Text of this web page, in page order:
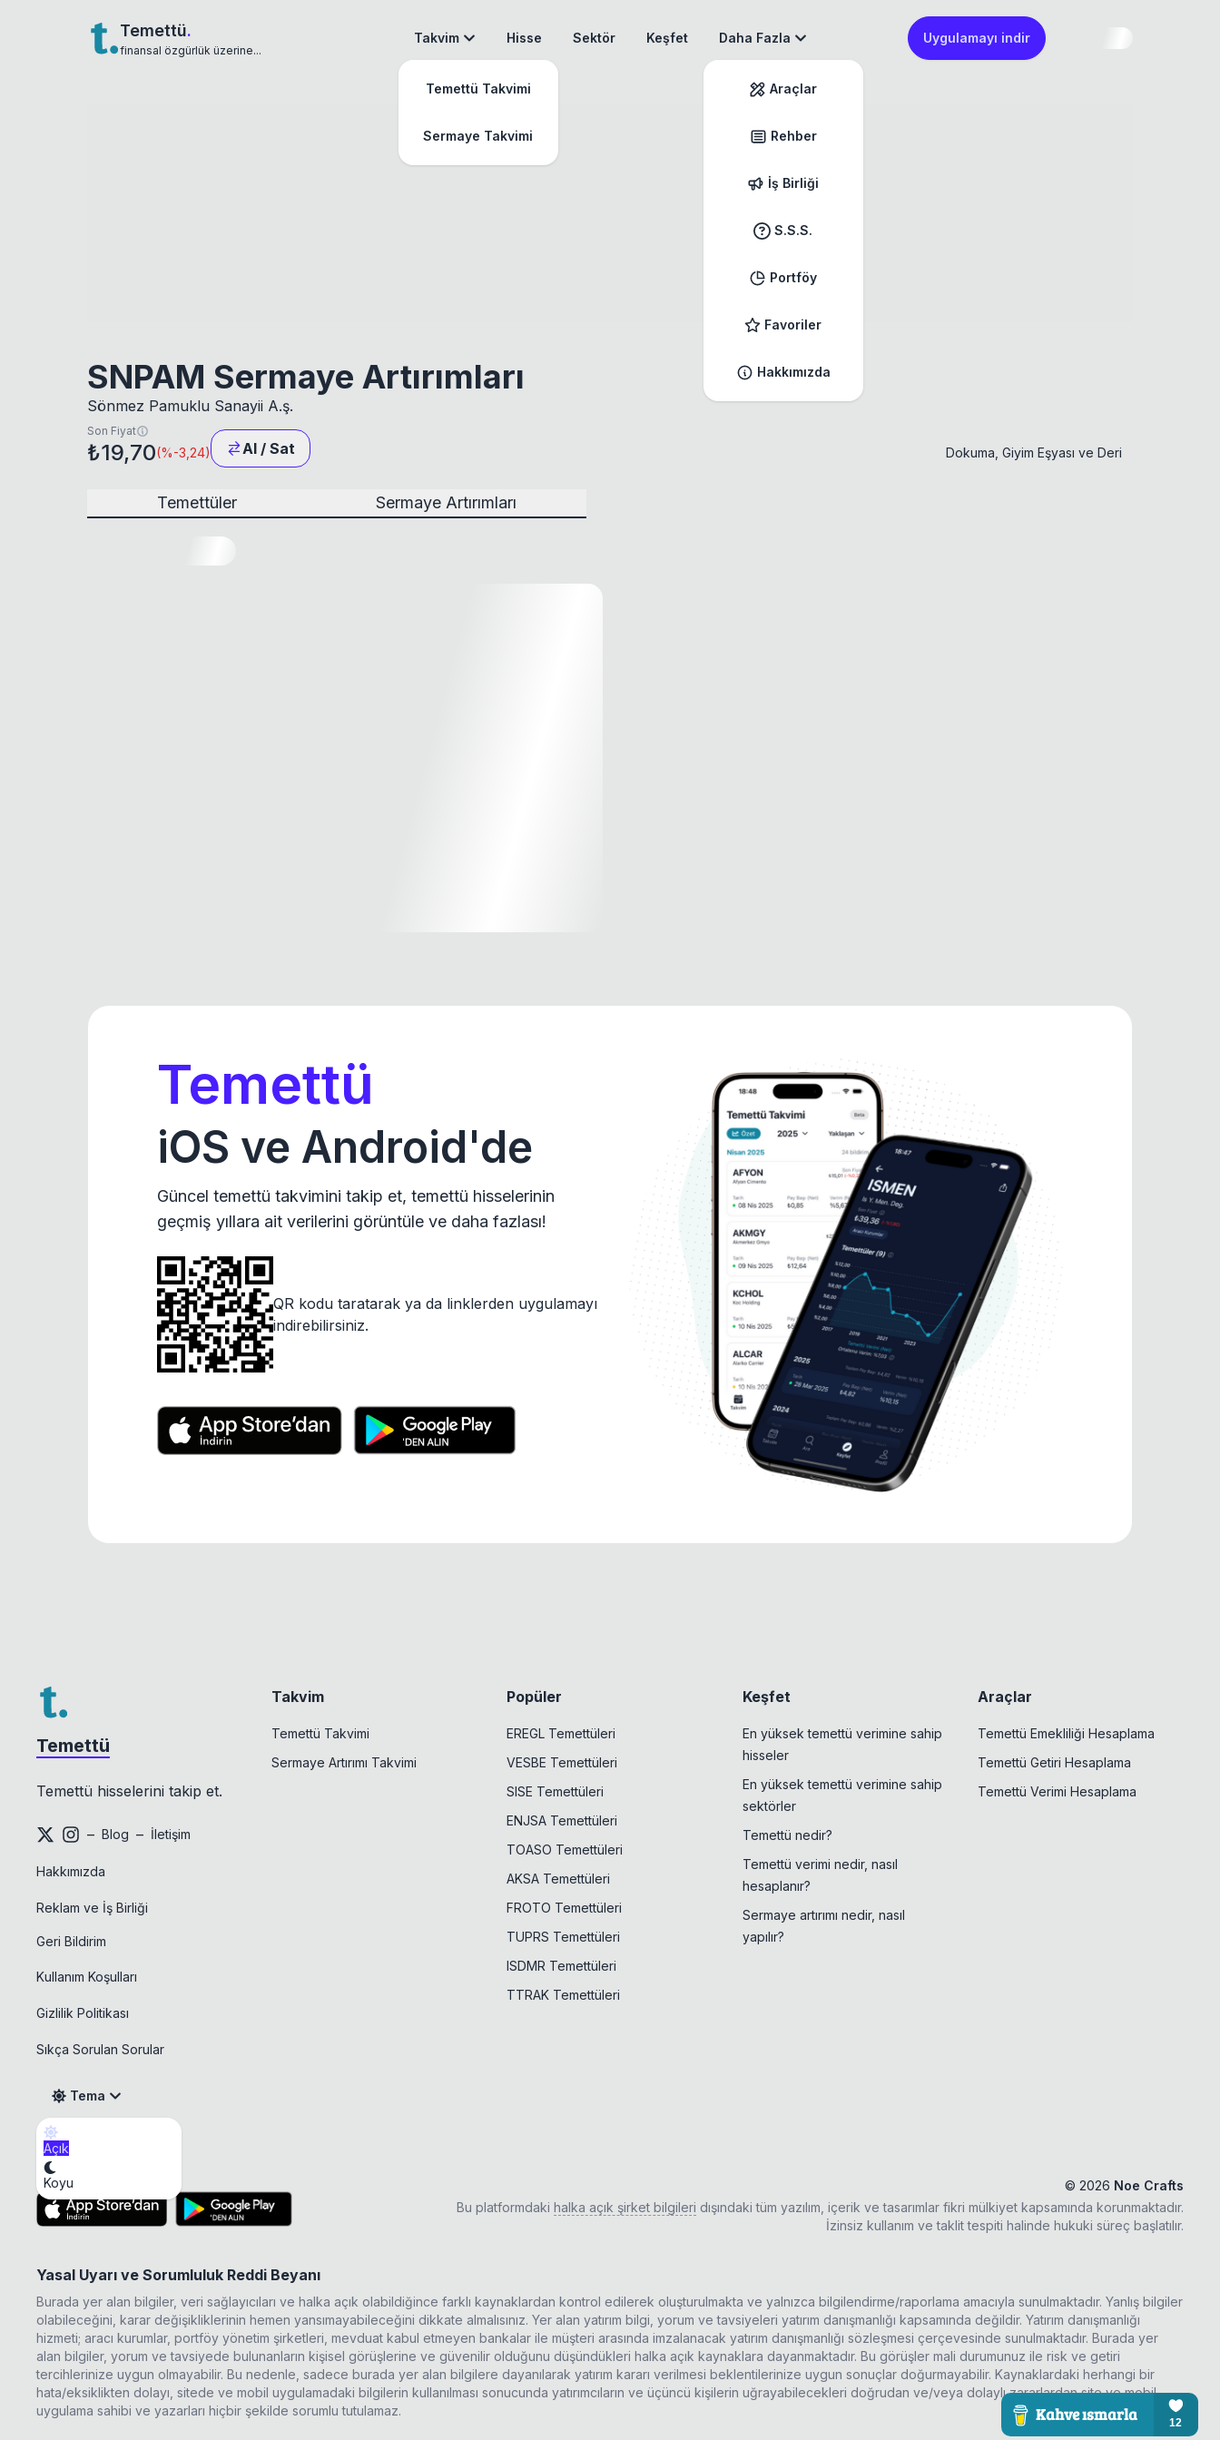
Temettü.
finansal özgürlük üzerine...
Takvim
Temettü Takvimi
Sermaye Takvimi
Hisse Sektör Keşfet Daha Fazla
Araçlar
Rehber
İş Birliği
S.S.S.
Portföy
Favoriler
Hakkımızda
Uygulamayı indir
SNPAM Sermaye Artırımları
Sönmez Pamuklu Sanayii A.ş.
Son Fiyat
₺19,70(%-3,24) Al / Sat Dokuma, Giyim Eşyası ve Deri
Temettüler Sermaye Artırımları
Temettü
iOS ve Android'de
Güncel temettü takvimini takip et, temettü hisselerinin
geçmiş yıllara ait verilerini görüntüle ve daha fazlası!
QR kodu taratarak ya da linklerden uygulamayı
indirebilirsiniz.
Temettü
Temettü hisselerini takip et.
– Blog – İletişim
Hakkımızda
Reklam ve İş Birliği
Geri Bildirim
Kullanım Koşulları
Gizlilik Politikası
Sıkça Sorulan Sorular
Tema
Açık
Koyu
Takvim
Temettü Takvimi
Sermaye Artırımı Takvimi
Popüler
EREGL Temettüleri
VESBE Temettüleri
SISE Temettüleri
ENJSA Temettüleri
TOASO Temettüleri
AKSA Temettüleri
FROTO Temettüleri
TUPRS Temettüleri
ISDMR Temettüleri
TTRAK Temettüleri
Keşfet
En yüksek temettü verimine sahip
hisseler
En yüksek temettü verimine sahip
sektörler
Temettü nedir?
Temettü verimi nedir, nasıl
hesaplanır?
Sermaye artırımı nedir, nasıl
yapılır?
Araçlar
Temettü Emekliliği Hesaplama
Temettü Getiri Hesaplama
Temettü Verimi Hesaplama
Mobil Uygulama
© 2026 Noe Crafts
Bu platformdaki halka açık şirket bilgileri dışındaki tüm yazılım, içerik ve tasarımlar fikri mülkiyet kapsamında korunmaktadır.
İzinsiz kullanım ve taklit tespiti halinde hukuki süreç başlatılır.
Yasal Uyarı ve Sorumluluk Reddi Beyanı
Burada yer alan bilgiler, veri sağlayıcıları ve halka açık olabildiğince farklı kaynaklardan kontrol edilerek oluşturulmakta ve yalnızca bilgilendirme/raporlama amacıyla sunulmaktadır. Yanlış bilgiler
olabileceğini, karar değişikliklerinin hemen yansımayabileceğini dikkate almalısınız. Yer alan yatırım bilgi, yorum ve tavsiyeleri yatırım danışmanlığı kapsamında değildir. Yatırım danışmanlığı
hizmeti; aracı kurumlar, portföy yönetim şirketleri, mevduat kabul etmeyen bankalar ile müşteri arasında imzalanacak yatırım danışmanlığı sözleşmesi çerçevesinde sunulmaktadır. Burada yer
alan bilgiler, yorum ve tavsiyede bulunanların kişisel görüşlerine ve güvenilir olduğunu düşündükleri halka açık kaynaklara dayanmaktadır. Bu görüşler mali durumunuz ile risk ve getiri
tercihlerinize uygun olmayabilir. Bu nedenle, sadece burada yer alan bilgilere dayanılarak yatırım kararı verilmesi beklentilerinize uygun sonuçlar doğurmayabilir. Kaynaklardaki herhangi bir
hata/eksiklikten dolayı, sitede ve mobil uygulamadaki bilgilerin kullanılması sonucunda yatırımcıların ve üçüncü kişilerin uğrayabilecekleri doğrudan ve/veya dolaylı zararlardan site ve mobil
uygulama sahibi ve yazarları hiçbir şekilde sorumlu tutulamaz.